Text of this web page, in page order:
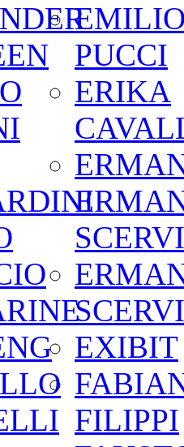
PUCCI
ERIKA
EXIBIT
FILIPPI